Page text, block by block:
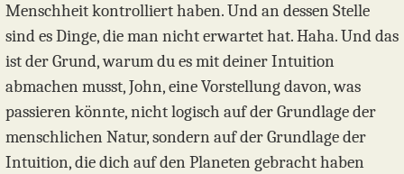
Menschheit kontrolliert haben. Und an dessen Stelle
sind es Dinge, die man nicht erwartet hat. Haha. Und das
ist der Grund, warum du es mit deiner Intuition
abmachen musst, John, eine Vorstellung davon, was
passieren könnte, nicht logisch auf der Grundlage der
menschlichen Natur, sondern auf der Grundlage der
Intuition, die dich auf den Planeten gebracht haben